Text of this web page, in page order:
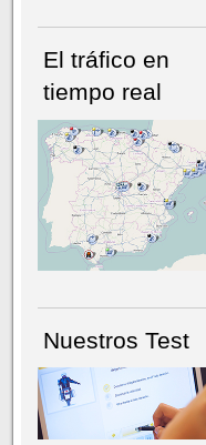
NÚMERO ACTUAL
El tráfico en
tiempo real
Nuestros Test